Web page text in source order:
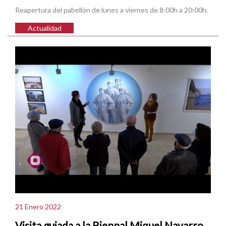
Reapertura del pabellón de lunes a viernes de 8:00h a 20:00h.
Actualidad
21 Enero 2022